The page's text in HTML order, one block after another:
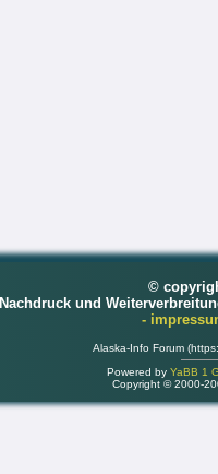
©
Nachdruck und
-
Alaska-Info Forum
Powered by YaBB 1
Copyright © 2000-